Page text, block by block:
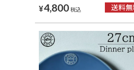
¥4,800税込